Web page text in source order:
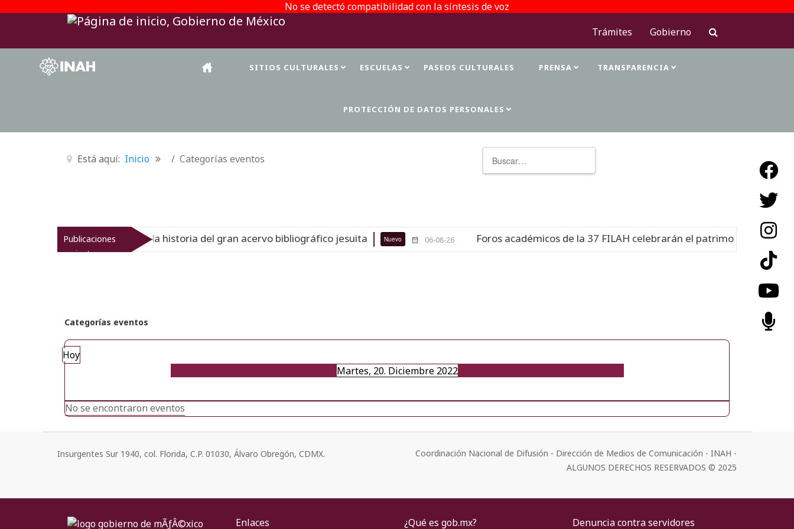
No se detectó compatibilidad con la síntesis de voz
Trámites
Gobierno
SITIOS CULTURALES ESCUELAS PASEOS CULTURALES PRENSA TRANSPARENCIA
PROTECCIÓN DE DATOS PERSONALES
Está aquí: Inicio Categorías eventos
Publicaciones
recientes
del Virreinato muestra la historia del gran acervo bibliográfico jesuita Nuevo 06-08-26 Foros académicos de la 37 FILAH celebrarán el patrimonio cultural
Categorías eventos
Hoy
Martes, 20. Diciembre 2022
No se encontraron eventos
Insurgentes Sur 1940, col. Florida, C.P. 01030, Álvaro Obregón, CDMX.
Coordinación Nacional de Difusión - Dirección de Medios de Comunicación - INAH -
ALGUNOS DERECHOS RESERVADOS © 2025
Enlaces ¿Qué es gob.mx?
Denuncia contra servidores